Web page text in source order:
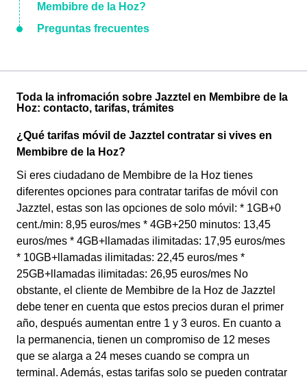
Membibre de la Hoz?
Preguntas frecuentes
Toda la infromación sobre Jazztel en Membibre de la
Hoz: contacto, tarifas, trámites
¿Qué tarifas móvil de Jazztel contratar si vives en
Membibre de la Hoz?
Si eres ciudadano de Membibre de la Hoz tienes
diferentes opciones para contratar tarifas de móvil con
Jazztel, estas son las opciones de solo móvil: * 1GB+0
cent./min: 8,95 euros/mes * 4GB+250 minutos: 13,45
euros/mes * 4GB+llamadas ilimitadas: 17,95 euros/mes
* 10GB+llamadas ilimitadas: 22,45 euros/mes *
25GB+llamadas ilimitadas: 26,95 euros/mes No
obstante, el cliente de Membibre de la Hoz de Jazztel
debe tener en cuenta que estos precios duran el primer
año, después aumentan entre 1 y 3 euros. En cuanto a
la permanencia, tienen un compromiso de 12 meses
que se alarga a 24 meses cuando se compra un
terminal. Además, estas tarifas solo se pueden contratar